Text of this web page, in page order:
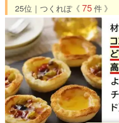
25位｜つくれぽ《 75件 》